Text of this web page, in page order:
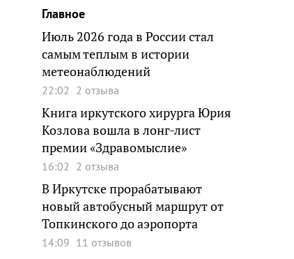
Главное
Июль 2026 года в России стал
самым теплым в истории
метеонаблюдений
22:02 2 отзыва
Книга иркутского хирурга Юрия
Козлова вошла в лонг-лист
премии «Здравомыслие»
16:02 2 отзыва
В Иркутске прорабатывают
новый автобусный маршрут от
Топкинского до аэропорта
14:09 11 отзывов